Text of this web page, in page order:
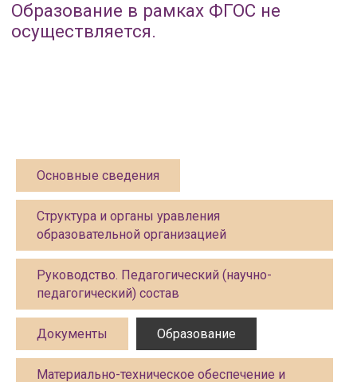
Основные сведения
Структура и органы уравления
образовательной организацией
Руководство. Педагогический (научно-
педагогический) состав
Документы Образование
Материально-техническое обеспечение и
8 (800) 550 36 03
Учебно-методический отдел
8 (927) 299 80 66
zam.dir@cfmpro.ru
Режим работы
с 10:00 до 19:00 (по Самаре)
Политика
конфиденциальности